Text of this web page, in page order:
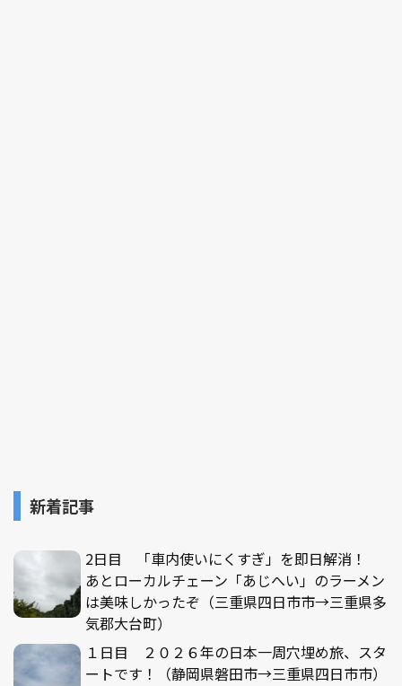
新着記事
2日目 「車内使いにくすぎ」を即日解消！
あとローカルチェーン「あじへい」のラーメン
は美味しかったぞ（三重県四日市市→三重県多
気郡大台町）
１日目 ２０２６年の日本一周穴埋め旅、スタ
ートです！（静岡県磐田市→三重県四日市市）